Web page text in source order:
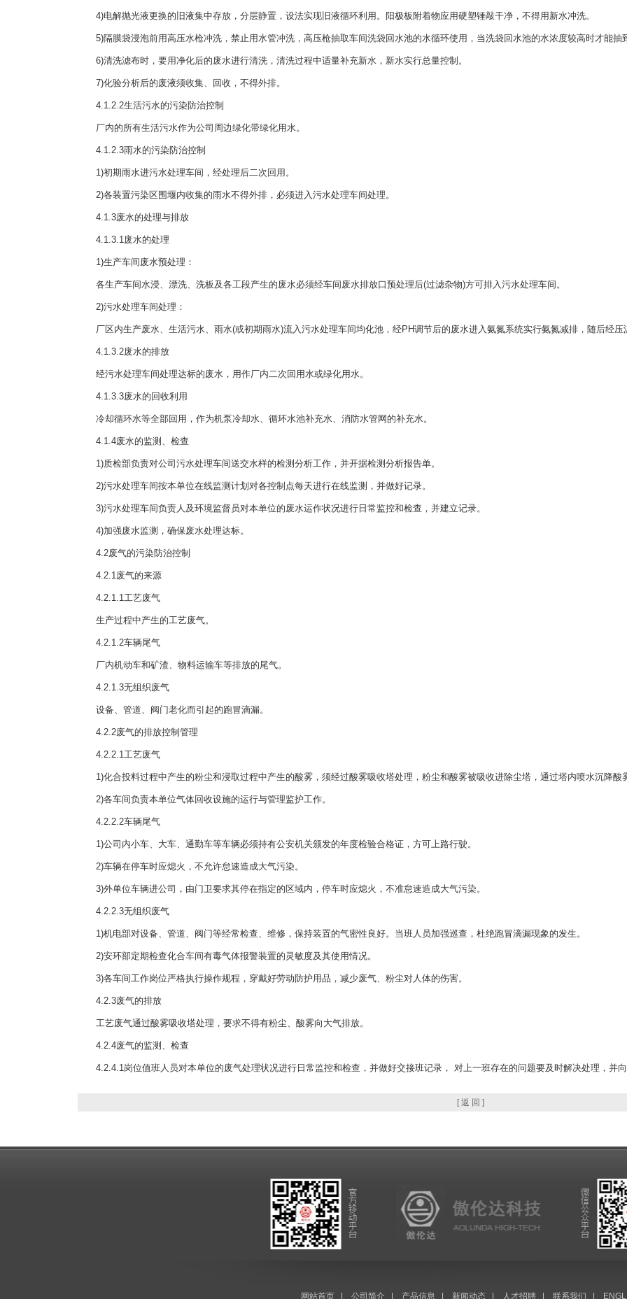
4)电解抛光液更换的旧液集中存放，分层静置，设法实现旧液循环利用。阳极板附着物应用硬塑锤敲干净，不得用新水冲洗。
5)隔膜袋浸泡前用高压水枪冲洗，禁止用水管冲洗，高压枪抽取车间洗袋回水池的水循环使用，当洗袋回水池的水浓度较高时才能抽
6)清洗滤布时，要用净化后的废水进行清洗，清洗过程中适量补充新水，新水实行总量控制。
7)化验分析后的废液须收集、回收，不得外排。
4.1.2.2生活污水的污染防治控制
厂内的所有生活污水作为公司周边绿化带绿化用水。
4.1.2.3雨水的污染防治控制
1)初期雨水进污水处理车间，经处理后二次回用。
2)各装置污染区围堰内收集的雨水不得外排，必须进入污水处理车间处理。
4.1.3废水的处理与排放
4.1.3.1废水的处理
1)生产车间废水预处理：
各生产车间水浸、漂洗、洗板及各工段产生的废水必须经车间废水排放口预处理后(过滤杂物)方可排入污水处理车间。
2)污水处理车间处理：
厂区内生产废水、生活污水、雨水(或初期雨水)流入污水处理车间均化池，经PH调节后的废水进入氨氮系统实行氨氮减排，随后经压
4.1.3.2废水的排放
经污水处理车间处理达标的废水，用作厂内二次回用水或绿化用水。
4.1.3.3废水的回收利用
冷却循环水等全部回用，作为机泵冷却水、循环水池补充水、消防水管网的补充水。
4.1.4废水的监测、检查
1)质检部负责对公司污水处理车间送交水样的检测分析工作，并开据检测分析报告单。
2)污水处理车间按本单位在线监测计划对各控制点每天进行在线监测，并做好记录。
3)污水处理车间负责人及环境监督员对本单位的废水运作状况进行日常监控和检查，并建立记录。
4)加强废水监测，确保废水处理达标。
4.2废气的污染防治控制
4.2.1废气的来源
4.2.1.1工艺废气
生产过程中产生的工艺废气。
4.2.1.2车辆尾气
厂内机动车和矿渣、物料运输车等排放的尾气。
4.2.1.3无组织废气
设备、管道、阀门老化而引起的跑冒滴漏。
4.2.2废气的排放控制管理
4.2.2.1工艺废气
1)化合投料过程中产生的粉尘和浸取过程中产生的酸雾，须经过酸雾吸收塔处理，粉尘和酸雾被吸收进除尘塔，通过塔内喷水沉降酸
2)各车间负责本单位气体回收设施的运行与管理监护工作。
4.2.2.2车辆尾气
1)公司内小车、大车、通勤车等车辆必须持有公安机关颁发的年度检验合格证，方可上路行驶。
2)车辆在停车时应熄火，不允许怠速造成大气污染。
3)外单位车辆进公司，由门卫要求其停在指定的区域内，停车时应熄火，不准怠速造成大气污染。
4.2.2.3无组织废气
1)机电部对设备、管道、阀门等经常检查、维修，保持装置的气密性良好。当班人员加强巡查，杜绝跑冒滴漏现象的发生。
2)安环部定期检查化合车间有毒气体报警装置的灵敏度及其使用情况。
3)各车间工作岗位严格执行操作规程，穿戴好劳动防护用品，减少废气、粉尘对人体的伤害。
4.2.3废气的排放
工艺废气通过酸雾吸收塔处理，要求不得有粉尘、酸雾向大气排放。
4.2.4废气的监测、检查
4.2.4.1岗位值班人员对本单位的废气处理状况进行日常监控和检查，并做好交接班记录， 对上一班存在的问题要及时解决处理，并向
[ 返 回 ]
网站首页| 公司简介| 产品信息 新闻动态 人才招聘| 联系我们